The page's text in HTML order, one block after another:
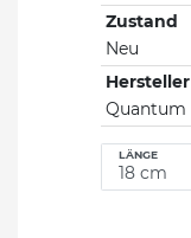
Zustand
Neu
Hersteller
Quantum
LÄNGE